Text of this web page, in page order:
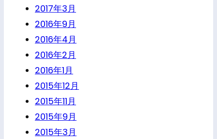
2017年3月
2016年9月
2016年4月
2016年2月
2016年1月
2015年12月
2015年11月
2015年9月
2015年3月